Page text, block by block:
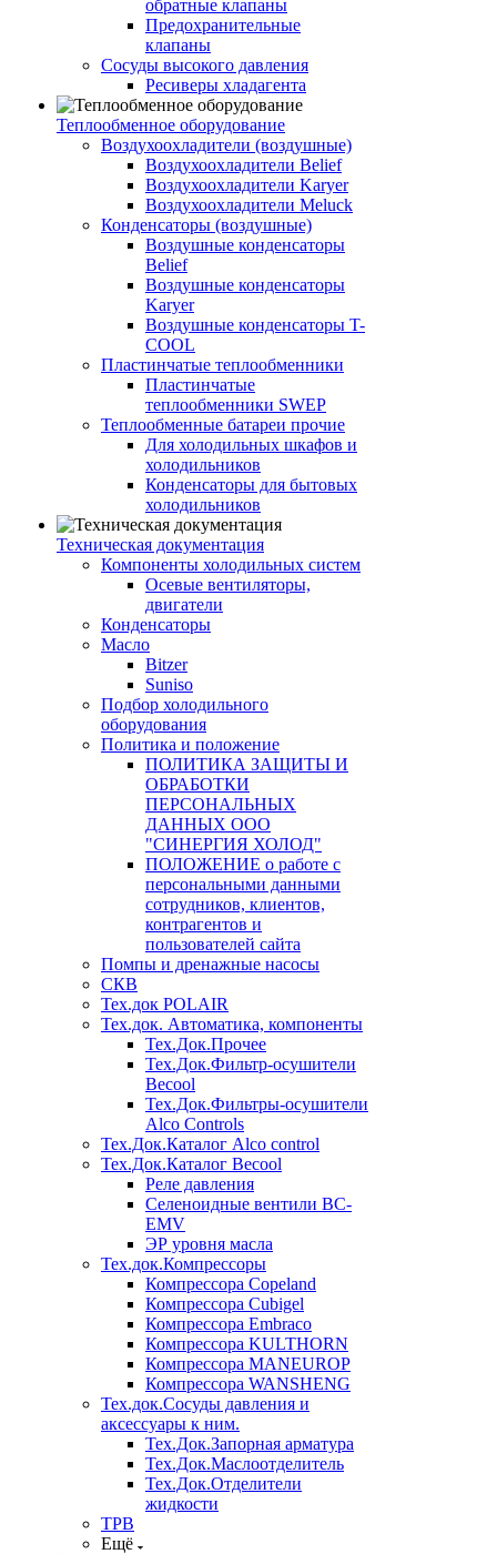
обратные клапаны
Предохранительные
клапаны
Сосуды высокого давления
Ресиверы хладагента
Теплообменное оборудование
Воздухоохладители (воздушные)
Воздухоохладители Belief
Воздухоохладители Karyer
Воздухоохладители Meluck
Конденсаторы (воздушные)
Воздушные конденсаторы
Belief
Воздушные конденсаторы
Karyer
Воздушные конденсаторы T-
COOL
Пластинчатые теплообменники
Пластинчатые
теплообменники SWEP
Теплообменные батареи прочие
Для холодильных шкафов и
холодильников
Конденсаторы для бытовых
холодильников
Техническая документация
Компоненты холодильных систем
Осевые вентиляторы,
двигатели
Конденсаторы
Масло
Bitzer
Suniso
Подбор холодильного
оборудования
Политика и положение
ПОЛИТИКА ЗАЩИТЫ И
ОБРАБОТКИ
ПЕРСОНАЛЬНЫХ
ДАННЫХ ООО
"СИНЕРГИЯ ХОЛОД"
ПОЛОЖЕНИЕ о работе с
персональными данными
сотрудников, клиентов,
контрагентов и
пользователей сайта
Помпы и дренажные насосы
СКВ
Тех.док POLAIR
Тех.док. Автоматика, компоненты
Тех.Док.Прочее
Тех.Док.Фильтр-осушители
Becool
Тех.Док.Фильтры-осушители
Alco Controls
Тех.Док.Каталог Alco control
Тех.Док.Каталог Becool
Реле давления
Селеноидные вентили BC-
EMV
ЭР уровня масла
Тех.док.Компрессоры
Компрессора Copeland
Компрессора Cubigel
Компрессора Embraco
Компрессора KULTHORN
Компрессора MANEUROP
Компрессора WANSHENG
Тех.док.Сосуды давления и
аксессуары к ним.
Тех.Док.Запорная арматура
Тех.Док.Маслоотделитель
Тех.Док.Отделители
жидкости
ТРВ
Ещё